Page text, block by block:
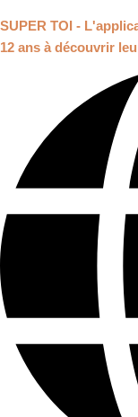
SUPER TOI -
12 ans à découvrir